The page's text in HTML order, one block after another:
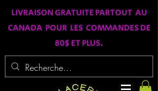
LIVRAISON GRATUITE PARTOUT AU
CANADA POUR LES COMMANDES DE
80$ ET PLUS.